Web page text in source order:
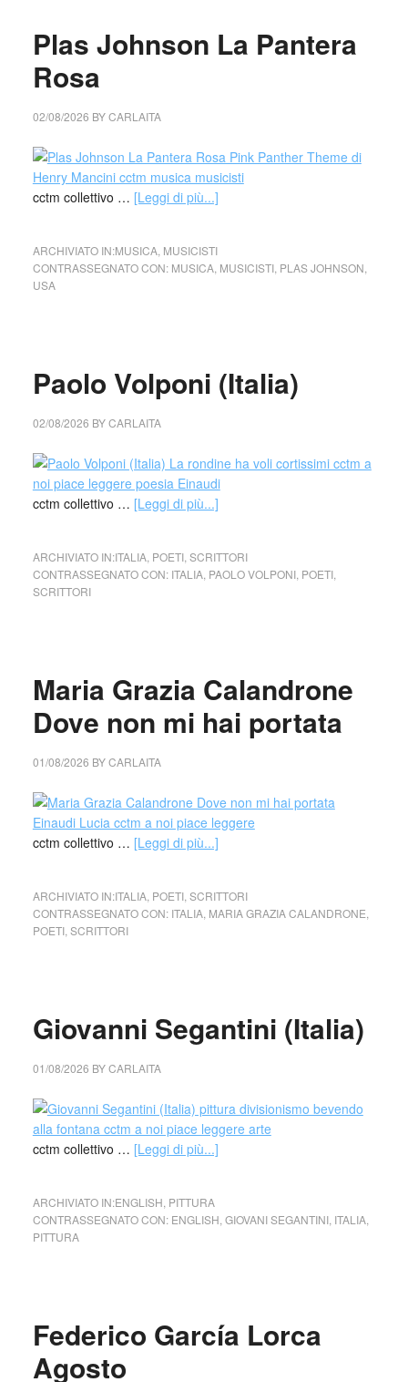
Plas Johnson La Pantera
Rosa
02/08/2026 BYCARLAITA
cctm collettivo … [Leggi di più...]
ARCHIVIATO IN:MUSICA, MUSICISTI
CONTRASSEGNATO CON: MUSICA, MUSICISTI, PLAS JOHNSON
USA
Paolo Volponi (Italia)
02/08/2026 BYCARLAITA
cctm collettivo … [Leggi di più...]
ARCHIVIATO IN:ITALIA, POETI, SCRITTORI
CONTRASSEGNATO CON: ITALIA, PAOLO VOLPONI, POETI,
SCRITTORI
Maria Grazia Calandrone
Dove non mi hai portata
01/08/2026 BYCARLAITA
cctm collettivo … [Leggi di più...]
ARCHIVIATO IN:ITALIA, POETI, SCRITTORI
CONTRASSEGNATO CON: ITALIA, MARIA GRAZIA CALANDRONE
POETI, SCRITTORI
Giovanni Segantini (Italia)
01/08/2026 BYCARLAITA
cctm collettivo … [Leggi di più...]
ARCHIVIATO IN:ENGLISH PITTURA
CONTRASSEGNATO CON: ENGLISH GIOVANI SEGANTINI, ITALIA,
PITTURA
Federico García Lorca
Agosto